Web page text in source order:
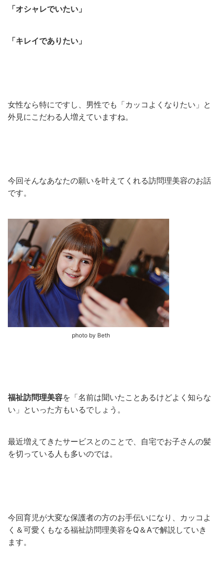
「オシャレでいたい」
「キレイでありたい」
女性なら特にですし、男性でも「カッコよくなりたい」と
外見にこだわる人増えていますね。
今回そんなあなたの願いを叶えてくれる訪問理美容のお話
です。
photo by Beth
福祉訪問理美容を「名前は聞いたことあるけどよく知らな
い」といった方もいるでしょう。
最近増えてきたサービスとのことで、自宅でお子さんの髪
を切っている人も多いのでは。
今回育児が大変な保護者の方のお手伝いになり、カッコよ
く＆可愛くもなる福祉訪問理美容をQ＆Aで解説していき
ます。